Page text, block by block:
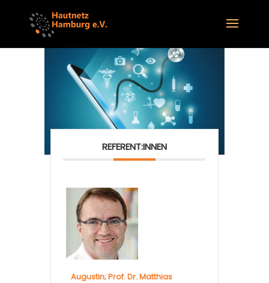
REFERENT:INNEN
Augustin; Prof. Dr. Matthias